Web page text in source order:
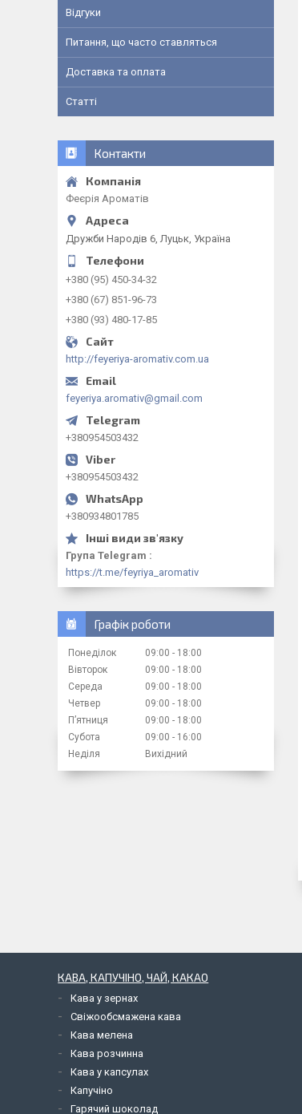
Відгуки
Питання, що часто ставляться
Доставка та оплата
Статті
Контакти
Феєрія Ароматів
Дружби Народів 6, Луцьк, Україна
+380 (95) 450-34-32
+380 (67) 851-96-73
+380 (93) 480-17-85
http://feyeriya-aromativ.com.ua
feyeriya.aromativ@gmail.com
+380954503432
+380954503432
+380934801785
Група Telegram
https://t.me/feyriya_aromativ
Графік роботи
Понеділок 09:00
18:00
Вівторок
09:00
18:00
Середа
09:00
18:00
Четвер
09:00
18:00
Пʼятниця
09:00
18:00
Субота
09:00
16:00
Неділя
Вихідний
КАВА, КАПУЧІНО, ЧАЙ, КАКАО
Кава у зернах
Свіжообсмажена кава
Кава мелена
Кава розчинна
Кава у капсулах
Капучіно
Гарячий шоколад